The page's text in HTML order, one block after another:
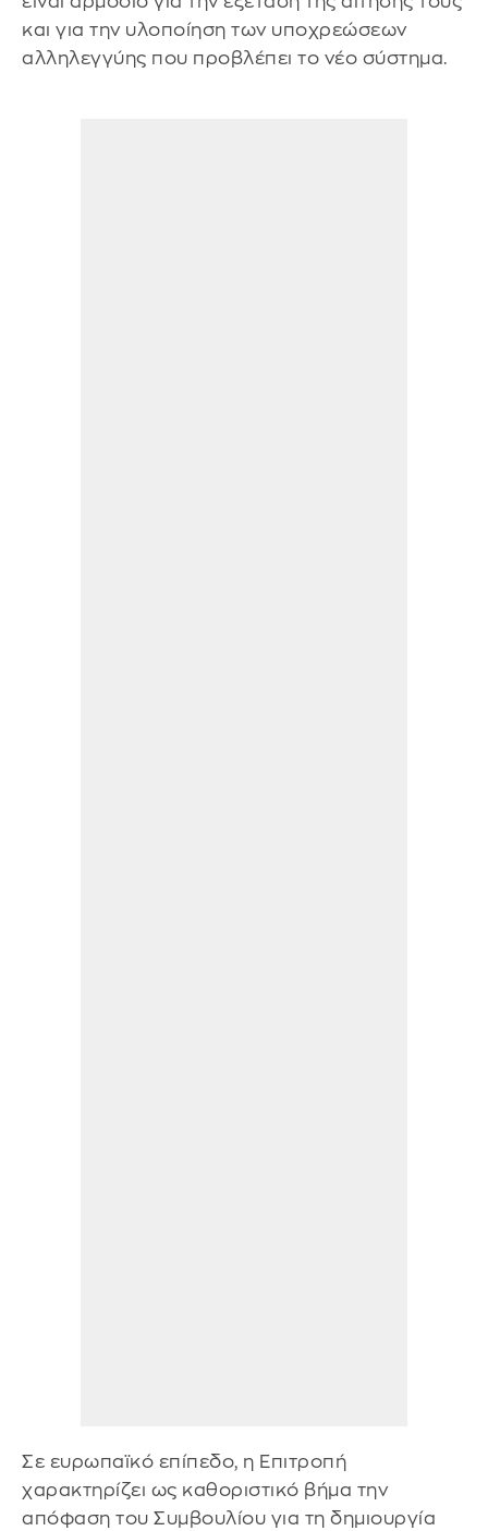
και για την υλοποίηση των υποχρεώσεων
αλληλεγγύης που προβλέπει το νέο σύστημα.
Σε ευρωπαϊκό επίπεδο, η Επιτροπή
χαρακτηρίζει ως καθοριστικό βήμα την
απόφαση του Συμβουλίου για τη δημιουργία